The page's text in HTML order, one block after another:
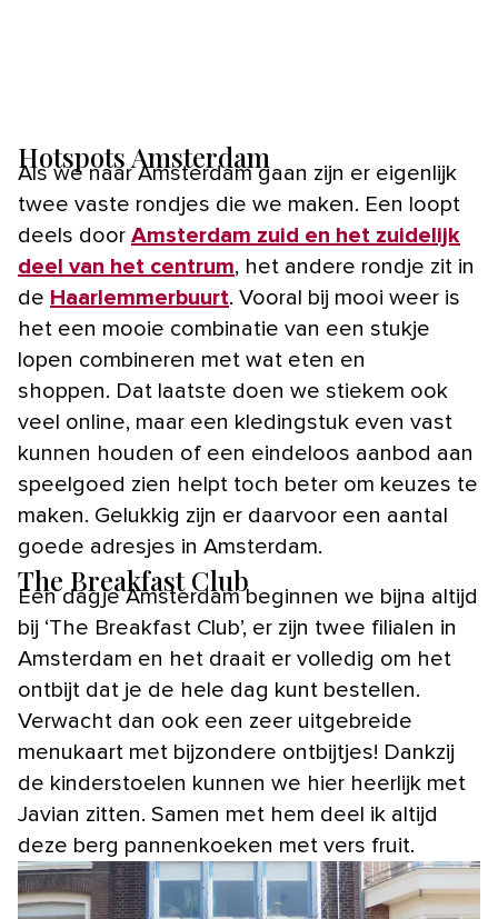
Hotspots Amsterdam
Als we naar Amsterdam gaan zijn er eigenlijk
twee vaste rondjes die we maken. Een loopt
deels door Amsterdam zuid en het zuidelijk
deel van het centrum, het andere rondje zit in
de Haarlemmerbuurt. Vooral bij mooi weer is
het een mooie combinatie van een stukje
lopen combineren met wat eten en
shoppen. Dat laatste doen we stiekem ook
veel online, maar een kledingstuk even vast
kunnen houden of een eindeloos aanbod aan
speelgoed zien helpt toch beter om keuzes te
maken. Gelukkig zijn er daarvoor een aantal
goede adresjes in Amsterdam.
The Breakfast Club
Een dagje Amsterdam beginnen we bijna altijd
bij ‘The Breakfast Club’, er zijn twee filialen in
Amsterdam en het draait er volledig om het
ontbijt dat je de hele dag kunt bestellen.
Verwacht dan ook een zeer uitgebreide
menukaart met bijzondere ontbijtjes! Dankzij
de kinderstoelen kunnen we hier heerlijk met
Javian zitten. Samen met hem deel ik altijd
deze berg pannenkoeken met vers fruit.